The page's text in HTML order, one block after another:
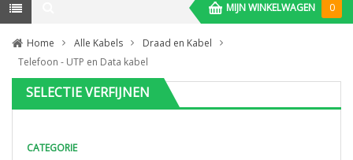
MIJN WINKELWAGEN 0
Home Alle Kabels
Draad en Kabel
Telefoon - UTP en Data kabel
SELECTIE VERFIJNEN
CATEGORIE